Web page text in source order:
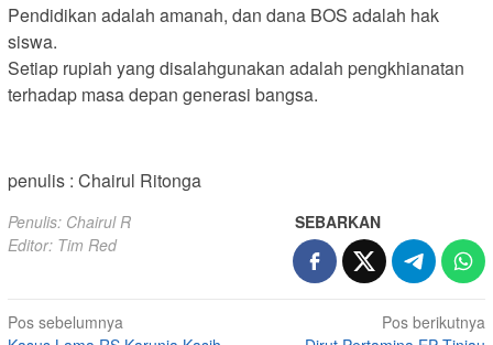
Pendidikan adalah amanah, dan dana BOS adalah hak
siswa.
Setiap rupiah yang disalahgunakan adalah pengkhianatan
terhadap masa depan generasi bangsa.
penulis : Chairul Ritonga
Penulis: Chairul R
Editor: Tim Red
SEBARKAN
Navigasi
Pos sebelumnya
Pos berikutnya